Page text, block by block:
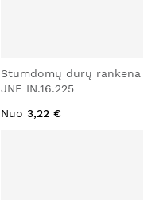
Stumdomų durų rankena
JNF IN.16.225
Nuo 3,22 €